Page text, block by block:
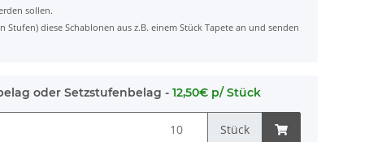
sollen.
Stufen) diese Schablonen aus z.B. einem Stück Tapete an und senden
oder Setzstufenbelag - 12,50€ p/ Stück
Stück